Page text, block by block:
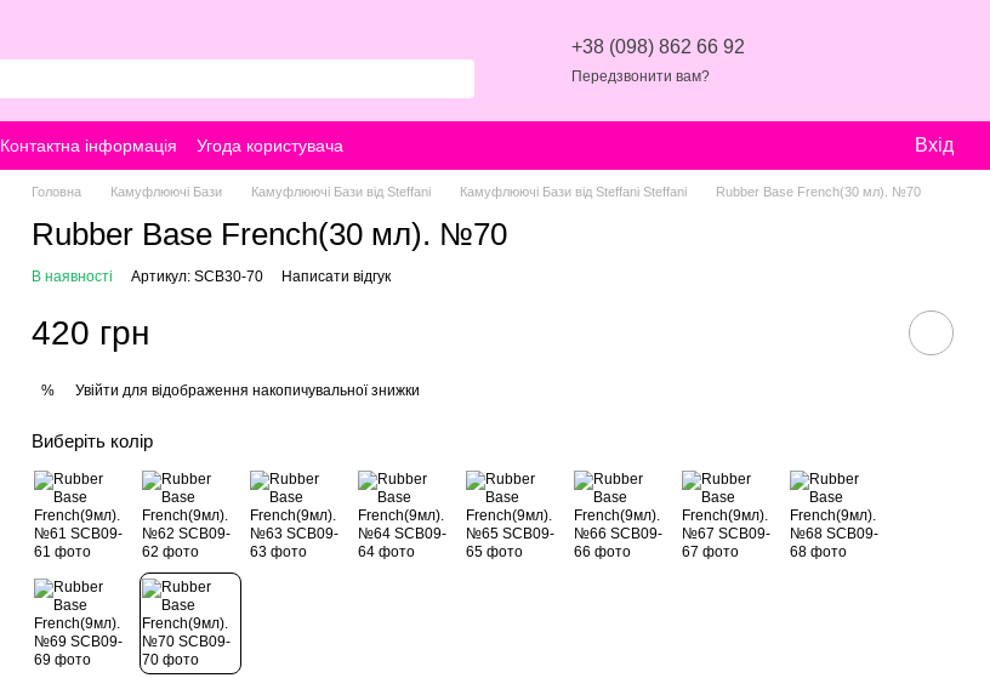
+38 (098) 862 66 92
Передзвонити вам?
Контактна інформація Угода користувача Вхід
Головна Камуфлюючі Бази Камуфлюючі Бази від Steffani Камуфлюючі Бази від Steffani Steffani Rubber Base French(30 мл). №70
Rubber Base French(30 мл). №70
В наявності Артикул: SCB30-70 Написати відгук
420 грн
% Увійти для відображення накопичувальної знижки
Виберіть колір